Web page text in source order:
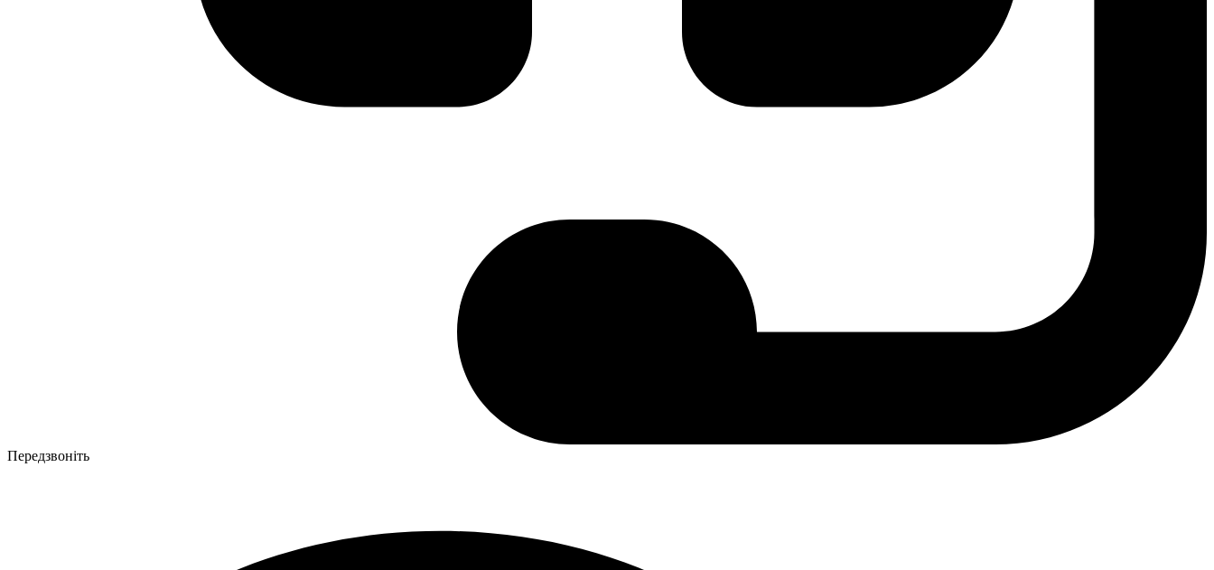
Передзвоніть